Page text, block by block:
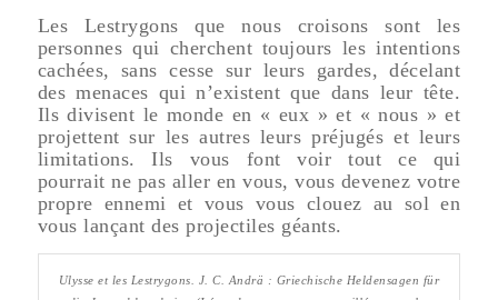
Les Lestrygons que nous croisons sont les
personnes qui cherchent toujours les intentions
cachées, sans cesse sur leurs gardes, décelant
des menaces qui n’existent que dans leur tête.
Ils divisent le monde en « eux » et « nous » et
projettent sur les autres leurs préjugés et leurs
limitations. Ils vous font voir tout ce qui
pourrait ne pas aller en vous, vous devenez votre
propre ennemi et vous vous clouez au sol en
vous lançant des projectiles géants.
Ulysse et les Lestrygons . J. C. Andrä : Griechische Heldensagen für